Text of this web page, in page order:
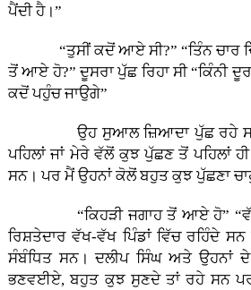
ਪੈਂਦੀ ਹੈ।”
“ਤੁਸੀਂ ਕਦੋਂ ਆਏ ਸੀ?” “ਤਿੰਨ ਚਾਰ
ਤੋਂ ਆਏ ਹੋ?” ਦੂਸਰਾ ਪੁੱਛ ਰਿਹਾ ਸੀ “ਕਿੰਨੀ
ਕਦੋਂ ਪਹੁੰਚ ਜਾਉਗੇ”
ਉਹ ਸੁਆਲ ਜ਼ਿਆਦਾ ਪੁੱਛ ਰਹੇ ਸਨ
ਪਹਿਲਾਂ ਜਾਂ ਮੇਰੇ ਵੱਲੋਂ ਕੁਝ ਪੁੱਛਣ ਤੋਂ ਪਹਿਲਾਂ
ਸਨ। ਪਰ ਮੈਂ ਉਹਨਾਂ ਕੋਲੋਂ ਬਹੁਤ ਕੁਝ ਪੁੱਛਣਾ
“ਕਿਹੜੀ ਜਗਾਹ ਤੋਂ ਆਏ ਹੋ” “ਵੱਖ-
ਰਿਸ਼ਤੇਦਾਰ ਵੱਖ-ਵੱਖ ਪਿੰਡਾਂ ਵਿੱਚ ਰਹਿੰਦੇ
ਸੰਬੰਧਿਤ ਸਨ। ਦਲੀਪ ਸਿੰਘ ਅਤੇ ਉਹਨਾਂ ਦੇ
ਭਣਵਈਏ, ਬਹੁਤ ਕੁਝ ਸੁਣਦੇ ਤਾਂ ਰਹੇ ਸਨ ਪਰ